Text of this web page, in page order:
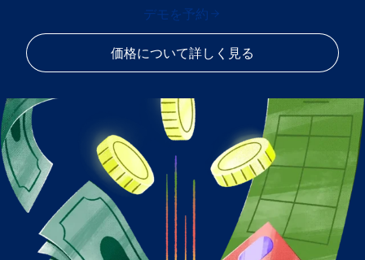
デモを予約
価格について詳しく見る